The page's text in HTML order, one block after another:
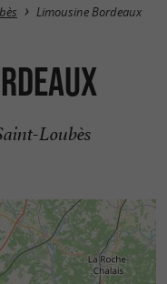
Limousine Bordeaux
Loubès